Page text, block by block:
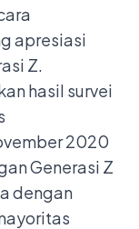
apresiasi
Z.
hasil survei
2020
Generasi Z
dengan